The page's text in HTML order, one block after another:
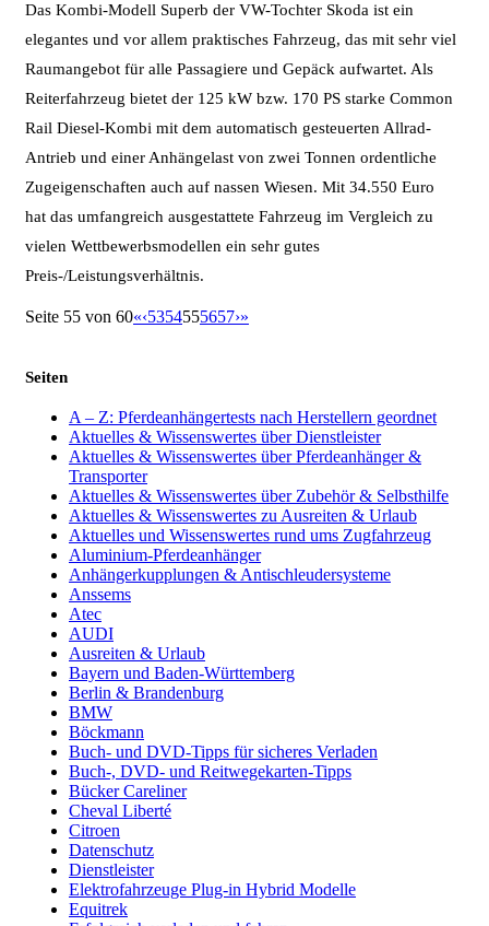
Das Kombi-Modell Superb der VW-Tochter Skoda ist ein
elegantes und vor allem praktisches Fahrzeug, das mit sehr viel
Raumangebot für alle Passagiere und Gepäck aufwartet. Als
Reiterfahrzeug bietet der 125 kW bzw. 170 PS starke Common
Rail Diesel-Kombi mit dem automatisch gesteuerten Allrad-
Antrieb und einer Anhängelast von zwei Tonnen ordentliche
Zugeigenschaften auch auf nassen Wiesen. Mit 34.550 Euro
hat das umfangreich ausgestattete Fahrzeug im Vergleich zu
vielen Wettbewerbsmodellen ein sehr gutes
Preis-/Leistungsverhältnis.
Seite 55 von 60«‹5354555657›»
Seiten
A – Z: Pferdeanhängertests nach Herstellern geordnet
Aktuelles & Wissenswertes über Dienstleister
Aktuelles & Wissenswertes über Pferdeanhänger &
Transporter
Aktuelles & Wissenswertes über Zubehör & Selbsthilfe
Aktuelles & Wissenswertes zu Ausreiten & Urlaub
Aktuelles und Wissenswertes rund ums Zugfahrzeug
Aluminium-Pferdeanhänger
Anhängerkupplungen & Antischleudersysteme
Anssems
Atec
AUDI
Ausreiten & Urlaub
Bayern und Baden-Württemberg
Berlin & Brandenburg
BMW
Böckmann
Buch- und DVD-Tipps für sicheres Verladen
Buch-, DVD- und Reitwegekarten-Tipps
Bücker Careliner
Cheval Liberté
Citroen
Datenschutz
Dienstleister
Elektrofahrzeuge Plug-in Hybrid Modelle
Equitrek